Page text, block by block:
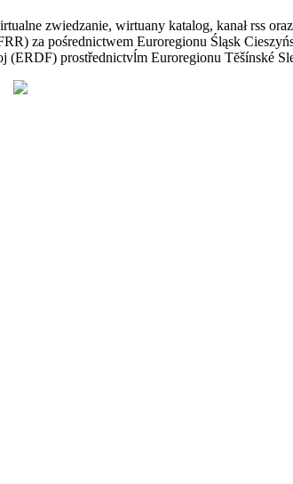
zwiedzanie, wirtuany katalog, kanał rss
za pośrednictwem Euroregionu Śląsk
(ERDF) prostřednictvĺm Euroregionu Tĕšínské